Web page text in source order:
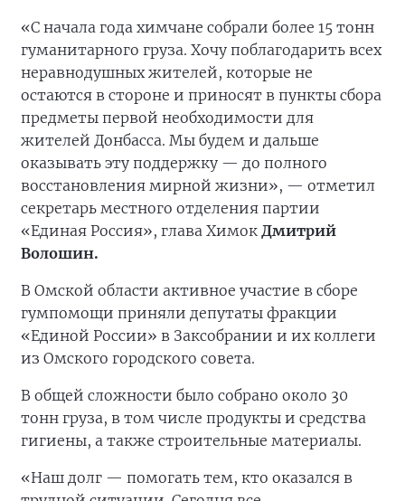
«С начала года химчане собрали более 15 тонн
гуманитарного груза. Хочу поблагодарить всех
неравнодушных жителей, которые не
остаются в стороне и приносят в пункты сбора
предметы первой необходимости для
жителей Донбасса. Мы будем и дальше
оказывать эту поддержку — до полного
восстановления мирной жизни», — отметил
секретарь местного отделения партии
«Единая Россия», глава Химок Дмитрий
Волошин.
В Омской области активное участие в сборе
гумпомощи приняли депутаты фракции
«Единой России» в Заксобрании и их коллеги
из Омского городского совета.
В общей сложности было собрано около 30
тонн груза, в том числе продукты и средства
гигиены, а также строительные материалы.
«Наш долг — помогать тем, кто оказался в